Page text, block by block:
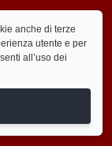
anche di terze
utente e per
all’uso dei